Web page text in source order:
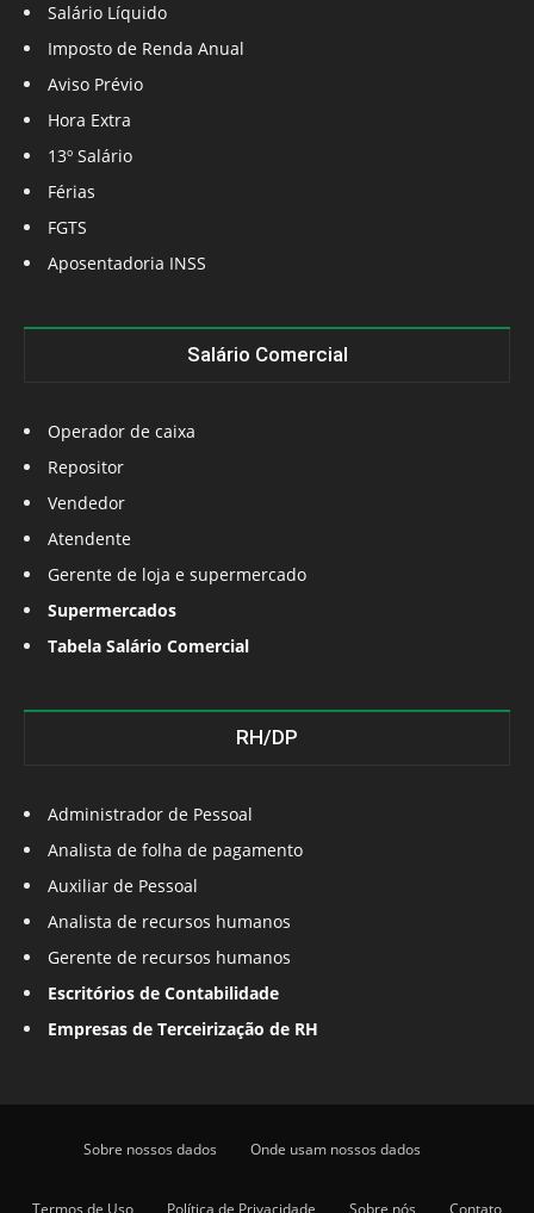
Salário Líquido
Imposto de Renda Anual
Aviso Prévio
Hora Extra
13º Salário
Férias
FGTS
Aposentadoria INSS
Salário Comercial
Operador de caixa
Repositor
Vendedor
Atendente
Gerente de loja e supermercado
Supermercados
Tabela Salário Comercial
RH/DP
Administrador de Pessoal
Analista de folha de pagamento
Auxiliar de Pessoal
Analista de recursos humanos
Gerente de recursos humanos
Escritórios de Contabilidade
Empresas de Terceirização de RH
Sobre nossos dados Onde usam nossos dados